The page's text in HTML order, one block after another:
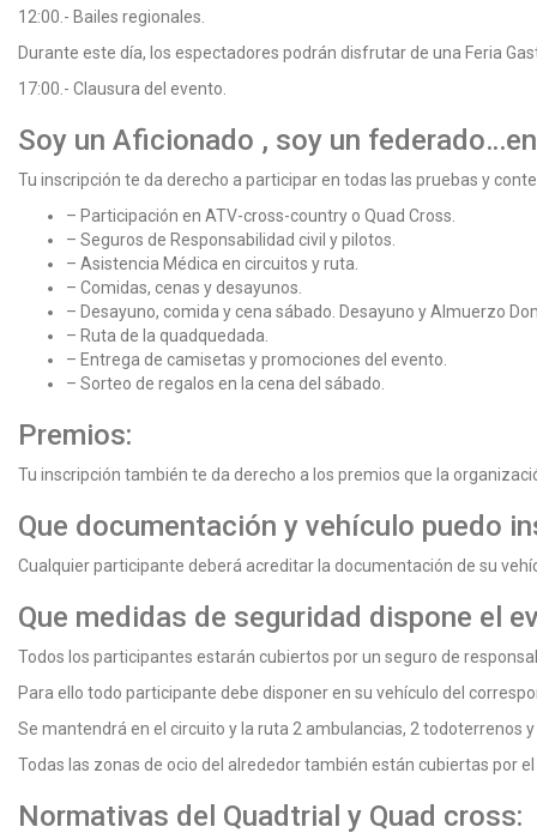
12:00.- Bailes regionales.
Durante este día, los espectadores podrán disfrutar de una Feria
17:00.- Clausura del evento.
Soy un Aficionado , soy un
Tu inscripción te da derecho a participar en todas las pruebas y
– Participación en ATV-cross-country o Quad Cross.
– Seguros de Responsabilidad civil y pilotos.
– Asistencia Médica en circuitos y ruta.
– Comidas, cenas y desayunos.
– Desayuno, comida y cena sábado. Desayuno y Almuerzo
– Ruta de la quadquedada.
– Entrega de camisetas y promociones del evento.
– Sorteo de regalos en la cena del sábado.
Premios:
Tu inscripción también te da derecho a los premios que la
Que documentación y vehículo puedo
Cualquier participante deberá acreditar la documentación de su
Que medidas de seguridad dispone el
Todos los participantes estarán cubiertos por un seguro de
Para ello todo participante debe disponer en su vehículo del
Se mantendrá en el circuito y la ruta 2 ambulancias, 2 todoterrenos
Todas las zonas de ocio del alrededor también están cubiertas por
Normativas del Quadtrial y Quad cross: